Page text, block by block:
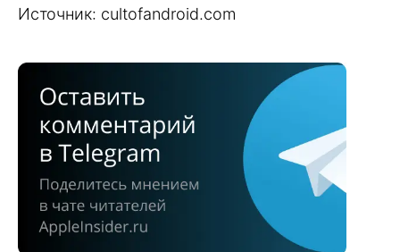
Источник: cultofandroid.com